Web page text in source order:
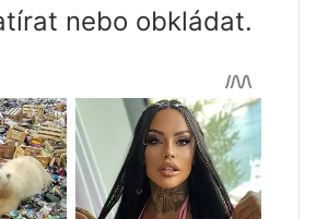
nebo obkládat.